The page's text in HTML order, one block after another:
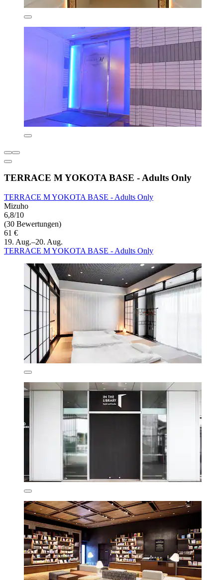
TERRACE M YOKOTA BASE - Adults Only
TERRACE M YOKOTA BASE - Adults Only
Mizuho
6,8/10
(30 Bewertungen)
61 €
19. Aug.–20. Aug.
TERRACE M YOKOTA BASE - Adults Only